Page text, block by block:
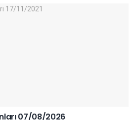
07/08/2026